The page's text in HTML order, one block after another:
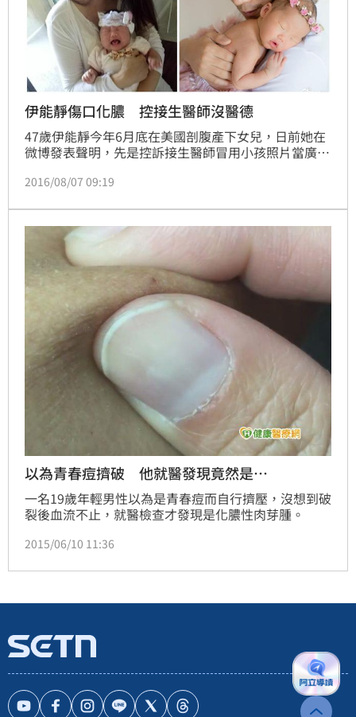
伊能靜傷口化膿 控接生醫師沒醫德
47歲伊能靜今年6月底在美國剖腹產下女兒，日前她在
微博發表聲明，先是控訴接生醫師冒用小孩照片當廣
長約一根小拇指，回診時醫生強調貼美容膠帶就會好，
出異味，求助另名醫師才發現剖腹傷口嚴重細菌感染，
5日再開刀清理傷口，她提醒媽咪們真的要慎選醫師。
2016/08/07 09:19
以為青春痘擠破 他就醫發現竟然是…
一名19歲年輕男性以為是青春痘而自行擠壓，沒想到破
裂後血流不止，就醫檢查才發現是化膿性肉芽腫。
2015/06/10 11:36